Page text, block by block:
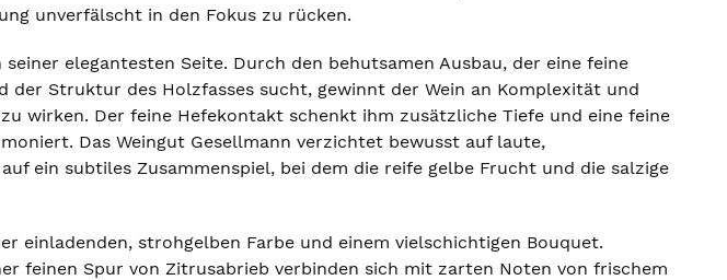
unverfälscht in den Fokus zu rücken.
elegantesten Seite. Durch den behutsamen Ausbau, der eine feine
der Struktur des Holzfasses sucht, gewinnt der Wein an Komplexität und
wirken. Der feine Hefekontakt schenkt ihm zusätzliche Tiefe und eine feine
Das Weingut Gesellmann verzichtet bewusst auf laute,
ein subtiles Zusammenspiel, bei dem die reife gelbe Frucht und die salzige
einladenden, strohgelben Farbe und einem vielschichtigen Bouquet.
feinen Spur von Zitrusabrieb verbinden sich mit zarten Noten von frischem